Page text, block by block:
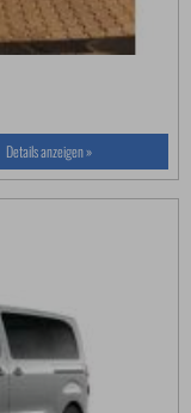
Details anzeigen »